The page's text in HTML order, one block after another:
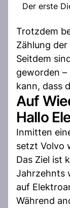
Der erste
Trotzdem
Zählung
Seitdem
geworden –
kann, dass
Auf
Hallo
Inmitten
setzt Volvo
Das Ziel ist
Jahrzehnts
auf
Während